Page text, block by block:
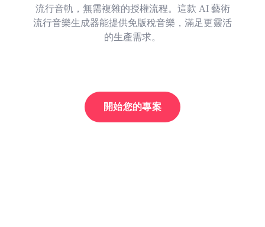
流行音軌，無需複雜的授權流程。這款 AI 藝術
流行音樂生成器能提供免版稅音樂，滿足更靈活
的生產需求。
開始您的專案